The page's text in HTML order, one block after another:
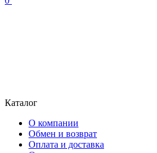
Каталог
О компании
Обмен и возврат
Оплата и доставка